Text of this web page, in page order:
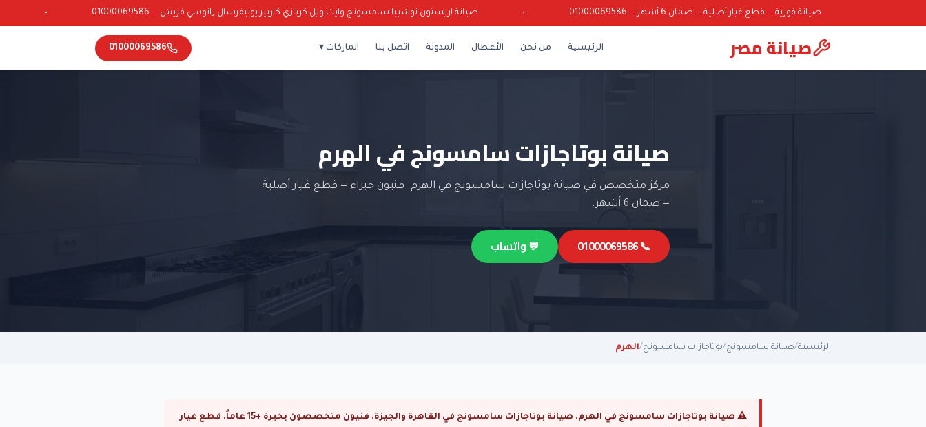
صيانة فورية — قطع غيار أصلية — ضمان 6 أشهر — 01000069586 صيانة اريستون توشيبا سامسونج وايت ويل كريازي كاريير يونيفرسال زانوسي فريش — 01000069586
صيانة مصر الرئيسية من نحن الأعطال المدونة اتصل بنا الماركات ▾ 01000069586
صيانة بوتاجازات سامسونج في الهرم
مركز متخصص في صيانة بوتاجازات سامسونج في الهرم. فنيون خبراء — قطع غيار أصلية
— ضمان 6 أشهر.
📞 01000069586 💬 واتساب
الرئيسية/صيانة سامسونج/بوتاجازات سامسونج/الهرم
⚠ صيانة بوتاجازات سامسونج في الهرم. صيانة بوتاجازات سامسونج في القاهرة والجيزة. فنيون متخصصون بخبرة +15 عاماً. قطع غيار